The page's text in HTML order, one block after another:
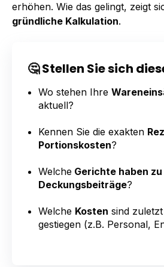
erhöhen. Wie das gelingt, zeigt
gründliche Kalkulation.
🤔 Stellen Sie sich
Wo stehen Ihre
aktuell?
Kennen Sie die exakten
Portionskosten?
WelcheGerichte haben
Deckungsbeiträge?
Welche Kosten sind
gestiegen (z.B. Personal,